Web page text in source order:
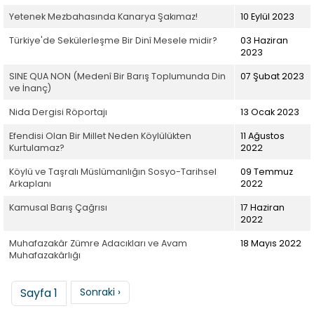
Yetenek Mezbahasında Kanarya Şakımaz!
10 Eylül 2023
Türkiye'de Sekülerleşme Bir Dinî Mesele midir?
03 Haziran
2023
SINE QUA NON (Medenî Bir Barış Toplumunda Din
ve İnanç)
07 Şubat 2023
Nida Dergisi Röportajı
13 Ocak 2023
Efendisi Olan Bir Millet Neden Köylülükten
Kurtulamaz?
11 Ağustos
2022
Köylü ve Taşralı Müslümanlığın Sosyo-Tarihsel
Arkaplanı
09 Temmuz
2022
Kamusal Barış Çağrısı
17 Haziran
2022
Muhafazakâr Zümre Adacıkları ve Avam
Muhafazakârlığı
18 Mayıs 2022
Sayfalama
Sayfa 1 Sonraki sayfa
Sonraki ›